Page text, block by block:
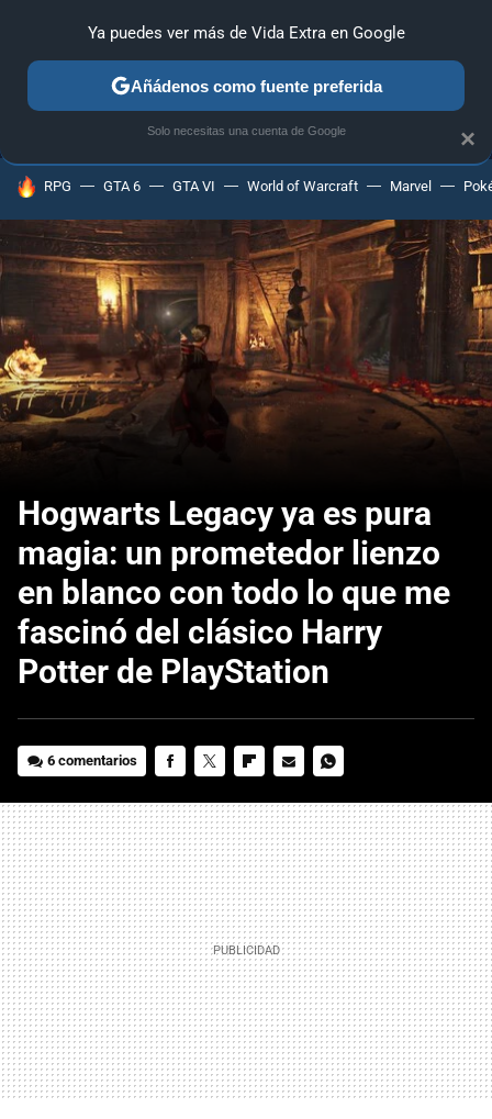
MENÚ NUEVO
GUÍAS Y TRUCOS PC SONY
HOY SE HABLA DE
RPG GTA 6 GTA VI World of Warcraft Marvel
Hogwarts Legacy ya es pura
magia: un prometedor lienzo
en blanco con todo lo que me
fascinó del clásico Harry
Potter de PlayStation
6 comentarios
MAIL
×
Ya puedes ver más de Vida Extra en Google
Añádenos como fuente preferida
Solo necesitas una cuenta de Google